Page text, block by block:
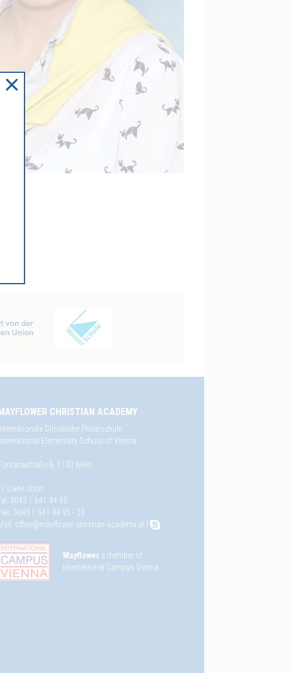
CHRISTIAN ACADEMY
Christliche Privatschule
Elementary School of Vienna
8, 1100 Wien
Liane John
0043 1 641 94 95
0043 1 641 94 95 - 23
office@mayflower-christian-academy.at |
Mayflower a member of
International Campus Vienna